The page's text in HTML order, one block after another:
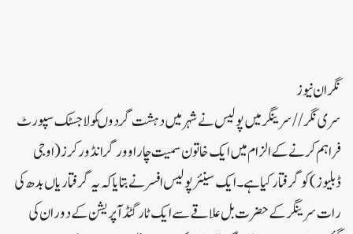
نگران نیوز
سری نگر// سرینگر میں پولیس نے شہر میں دہشت گردوںکو لاجسٹک سپورٹ
فراہم کرنے کے الزام میں ایک خاتون سمیت چار اوور گرانڈ ورکرز (او جی
ڈبلیوز)کو گرفتار کیا ہے۔ایک سینئر پولیس افسر نے بتایا کہ یہ گرفتاریاں بدھ کی
رات سرینگر کے حضرت بل علاقے سے ایک ٹارگٹڈ آپریشن کے دوران کی